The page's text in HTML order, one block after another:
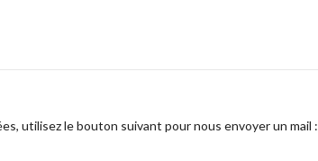
utilisez le bouton suivant pour nous envoyer un mail :